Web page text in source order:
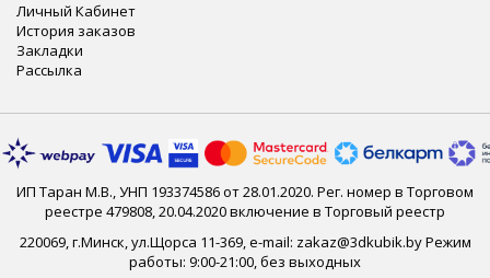
Личный Кабинет
История заказов
Закладки
Рассылка
ИП Таран М.В., УНП 193374586 от 28.01.2020. Рег. номер в Торговом
реестре 479808, 20.04.2020 включение в Торговый реестр
220069, г.Минск, ул.Щорса 11-369, e-mail: zakaz@3dkubik.by Режим
работы: 9:00-21:00, без выходных